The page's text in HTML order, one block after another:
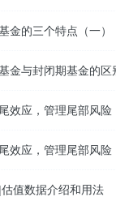
金的三个特点（一）
金与封闭期基金的区
效应，管理尾部风险
效应，管理尾部风险
值数据介绍和用法